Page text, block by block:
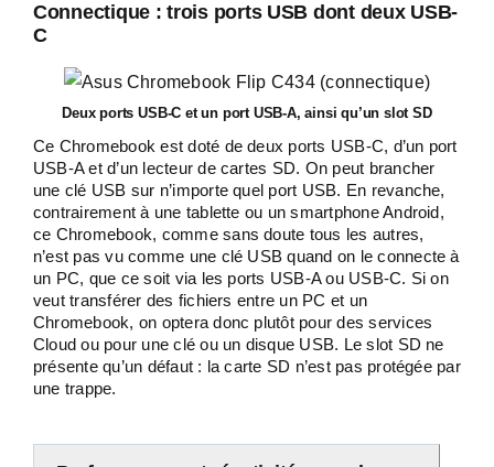
Connectique : trois ports USB dont deux USB-
C
Deux ports USB-C et un port USB-A, ainsi qu’un slot SD
Ce Chromebook est doté de deux ports USB-C, d’un port
USB-A et d’un lecteur de cartes SD. On peut brancher
une clé USB sur n’importe quel port USB. En revanche,
contrairement à une tablette ou un smartphone Android,
ce Chromebook, comme sans doute tous les autres,
n’est pas vu comme une clé USB quand on le connecte à
un PC, que ce soit via les ports USB-A ou USB-C. Si on
veut transférer des fichiers entre un PC et un
Chromebook, on optera donc plutôt pour des services
Cloud ou pour une clé ou un disque USB. Le slot SD ne
présente qu’un défaut : la carte SD n’est pas protégée par
une trappe.